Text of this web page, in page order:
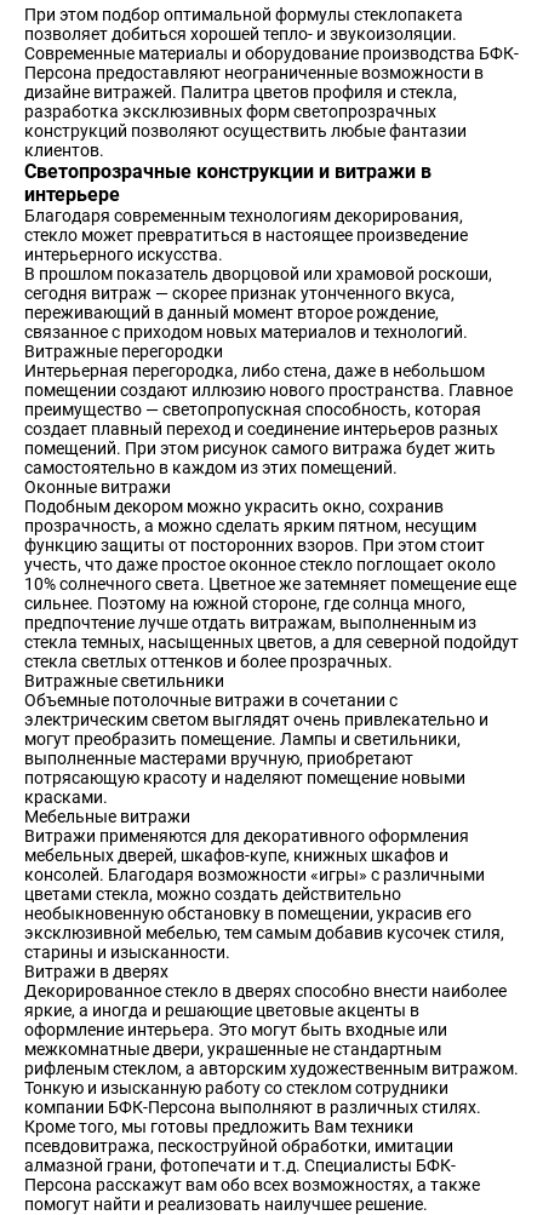
При этом подбор оптимальной формулы стеклопакета
позволяет добиться хорошей тепло- и звукоизоляции.
Современные материалы и оборудование производства БФК-
Персона предоставляют неограниченные возможности в
дизайне витражей. Палитра цветов профиля и стекла,
разработка эксклюзивных форм светопрозрачных
конструкций позволяют осуществить любые фантазии
клиентов.
Светопрозрачные конструкции и витражи в
интерьере
Благодаря современным технологиям декорирования,
стекло может превратиться в настоящее произведение
интерьерного искусства.
В прошлом показатель дворцовой или храмовой роскоши,
сегодня витраж — скорее признак утонченного вкуса,
переживающий в данный момент второе рождение,
связанное с приходом новых материалов и технологий.
Витражные перегородки
Интерьерная перегородка, либо стена, даже в небольшом
помещении создают иллюзию нового пространства. Главное
преимущество — светопропускная способность, которая
создает плавный переход и соединение интерьеров разных
помещений. При этом рисунок самого витража будет жить
самостоятельно в каждом из этих помещений.
Оконные витражи
Подобным декором можно украсить окно, сохранив
прозрачность, а можно сделать ярким пятном, несущим
функцию защиты от посторонних взоров. При этом стоит
учесть, что даже простое оконное стекло поглощает около
10% солнечного света. Цветное же затемняет помещение еще
сильнее. Поэтому на южной стороне, где солнца много,
предпочтение лучше отдать витражам, выполненным из
стекла темных, насыщенных цветов, а для северной подойдут
стекла светлых оттенков и более прозрачных.
Витражные светильники
Объемные потолочные витражи в сочетании с
электрическим светом выглядят очень привлекательно и
могут преобразить помещение. Лампы и светильники,
выполненные мастерами вручную, приобретают
потрясающую красоту и наделяют помещение новыми
красками.
Мебельные витражи
Витражи применяются для декоративного оформления
мебельных дверей, шкафов-купе, книжных шкафов и
консолей. Благодаря возможности «игры» с различными
цветами стекла, можно создать действительно
необыкновенную обстановку в помещении, украсив его
эксклюзивной мебелью, тем самым добавив кусочек стиля,
старины и изысканности.
Витражи в дверях
Декорированное стекло в дверях способно внести наиболее
яркие, а иногда и решающие цветовые акценты в
оформление интерьера. Это могут быть входные или
межкомнатные двери, украшенные не стандартным
рифленым стеклом, а авторским художественным витражом.
Тонкую и изысканную работу со стеклом сотрудники
компании БФК-Персона выполняют в различных стилях.
Кроме того, мы готовы предложить Вам техники
псевдовитража, пескоструйной обработки, имитации
алмазной грани, фотопечати и т.д. Специалисты БФК-
Персона расскажут вам обо всех возможностях, а также
помогут найти и реализовать наилучшее решение.